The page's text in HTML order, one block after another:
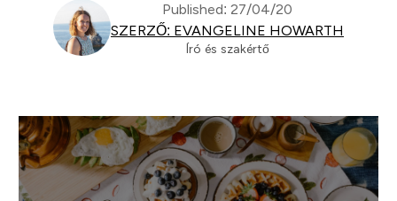
Published: 27/04/20
SZERZŐ: EVANGELINE HOWARTH
Író és szakértő